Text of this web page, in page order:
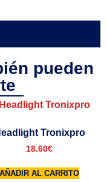
pueden
Tronixpro
18.60€
AÑADIR AL CARRITO